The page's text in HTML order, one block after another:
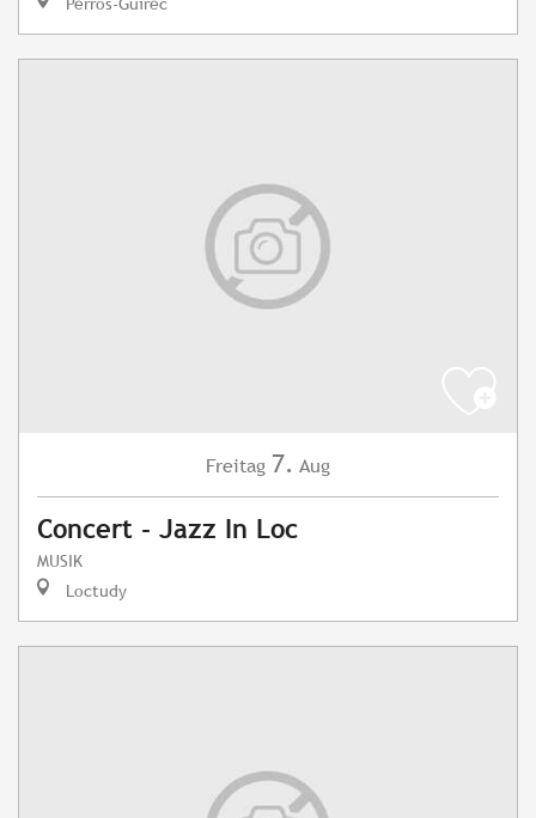
Freitag 7. Aug
Concert - Jazz In Loc
MUSIK
Loctudy